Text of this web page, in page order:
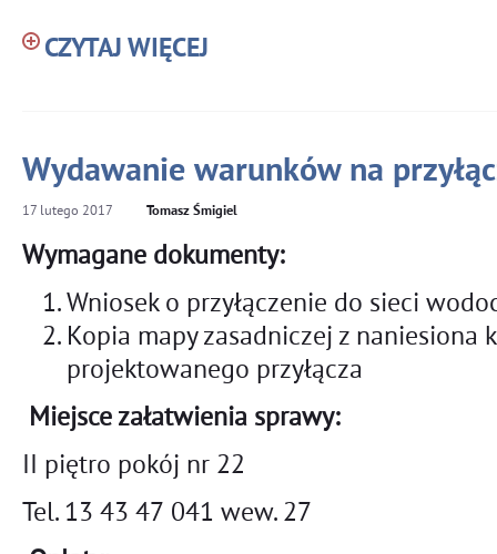
CZYTAJ WIĘCEJ
Wydawanie warunków na
17 lutego 2017 Tomasz Śmigiel
Wymagane dokumenty:
Wniosek o przyłączenie do sieci
Kopia mapy zasadniczej z naniesiona
projektowanego przyłącza
Miejsce załatwienia sprawy:
II piętro pokój nr 22
Tel. 13 43 47 041 wew. 27